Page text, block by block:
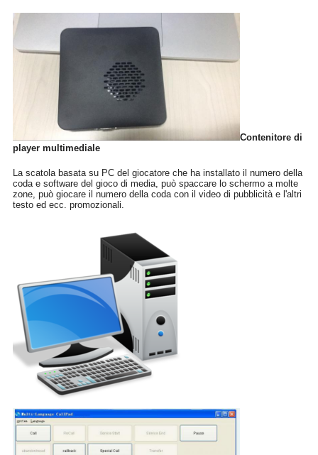
Contenitore di
player multimediale
La scatola basata su PC del giocatore che ha installato il numero della
coda e software del gioco di media, può spaccare lo schermo a molte
zone, può giocare il numero della coda con il video di pubblicità e l'altri
testo ed ecc. promozionali.